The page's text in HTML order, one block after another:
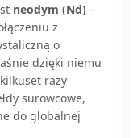
neodym (Nd) –
z
o
dzięki niemu
razy
surowcowe,
do globalnej